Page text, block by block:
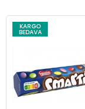
KARGO
BEDAVA